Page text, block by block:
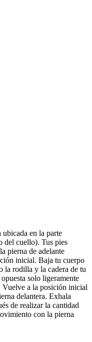
ubicada en la parte
del cuello). Tus pies
pierna de adelante
inicial. Baja tu cuerpo
la rodilla y la cadera de tu
solo ligeramente
Vuelve a la posición inicial
delantera. Exhala
de realizar la cantidad
con la pierna